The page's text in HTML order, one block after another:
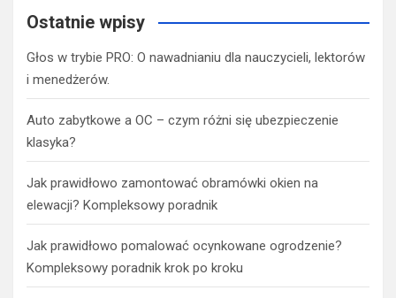
Ostatnie wpisy
Głos w trybie PRO: O nawadnianiu dla nauczycieli, lektorów
i menedżerów.
Auto zabytkowe a OC – czym różni się ubezpieczenie
klasyka?
Jak prawidłowo zamontować obramówki okien na
elewacji? Kompleksowy poradnik
Jak prawidłowo pomalować ocynkowane ogrodzenie?
Kompleksowy poradnik krok po kroku